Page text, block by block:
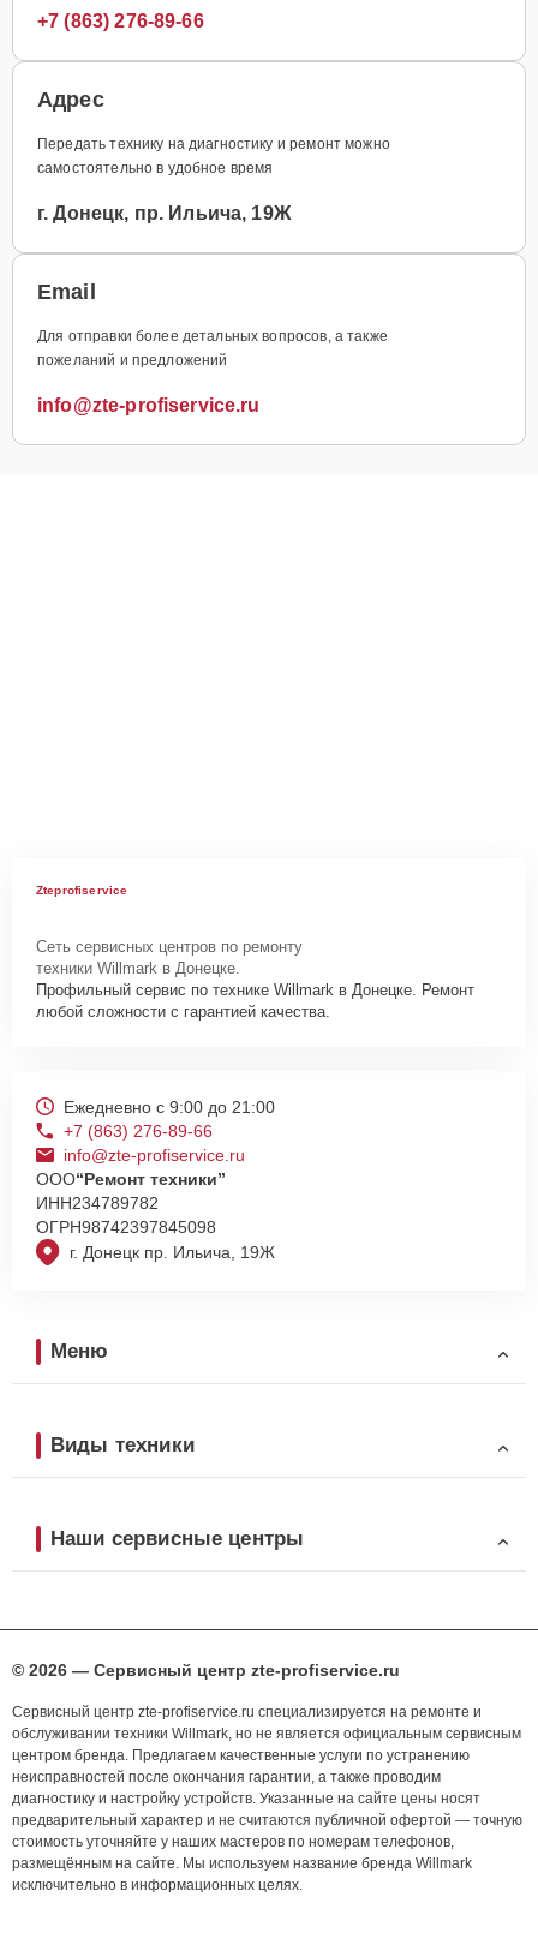
+7 (863) 276-89-66
Адрес
Передать технику на диагностику и ремонт можно
самостоятельно в удобное время
г. Донецк, пр. Ильича, 19Ж
Email
Для отправки более детальных вопросов, а также
пожеланий и предложений
info@zte-profiservice.ru
Zteprofiservice
Сеть сервисных центров по ремонту
техники Willmark в Донецке.
Профильный сервис по технике Willmark в Донецке. Ремонт
любой сложности с гарантией качества.
г. Донецк пр. Ильича, 19Ж
Ежедневно с 9:00 до 21:00
+7 (863) 276-89-66
info@zte-profiservice.ru
ООО“Ремонт техники”
ИНН234789782
ОГРН98742397845098
Меню
Виды техники
Наши сервисные центры
© 2026 — Сервисный центр zte-profiservice.ru
Сервисный центр zte-profiservice.ru специализируется на ремонте и
обслуживании техники Willmark, но не является официальным сервисным
центром бренда. Предлагаем качественные услуги по устранению
неисправностей после окончания гарантии, а также проводим
диагностику и настройку устройств. Указанные на сайте цены носят
предварительный характер и не считаются публичной офертой — точную
стоимость уточняйте у наших мастеров по номерам телефонов,
размещённым на сайте. Мы используем название бренда Willmark
исключительно в информационных целях.